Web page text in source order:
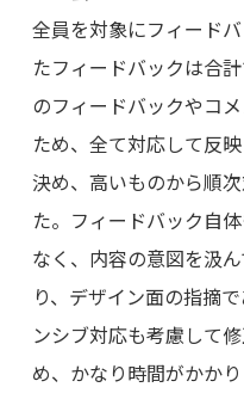
全員を対象にフィード
たフィードバックは合
のフィードバックやコ
ため、全て対応して反
決め、高いものから順
た。フィードバック自
なく、内容の意図を汲
り、デザイン面の指摘
ンシブ対応も考慮して
め、かなり時間がかかり